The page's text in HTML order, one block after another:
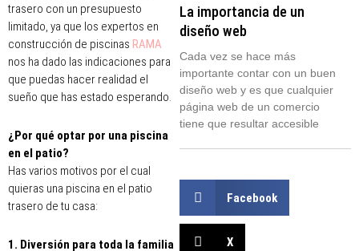
trasero con un presupuesto
limitado, ya que los expertos en
construcción de piscinas RAMA
nos ha dado las indicaciones para
que puedas hacer realidad el
sueño que has estado esperando.
¿Por qué optar por una piscina
en el patio?
Has varios motivos por el cual
quieras una piscina en el patio
trasero de tu casa:
1. Diversión para toda la familia
La importancia de un
diseño web
Cada vez se hace más
importante contar con un buen
diseño web y es que cualquier
página web de un comercio
tiene que resultar accesible
Facebook
X